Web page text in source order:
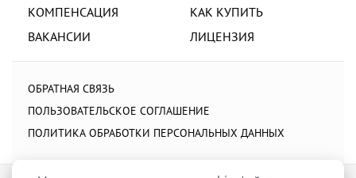
КОМПЕНСАЦИЯ
КАК КУПИТЬ
ВАКАНСИИ
ЛИЦЕНЗИЯ
ОБРАТНАЯ СВЯЗЬ
ПОЛЬЗОВАТЕЛЬСКОЕ СОГЛАШЕНИЕ
ПОЛИТИКА ОБРАБОТКИ ПЕРСОНАЛЬНЫХ ДАННЫХ